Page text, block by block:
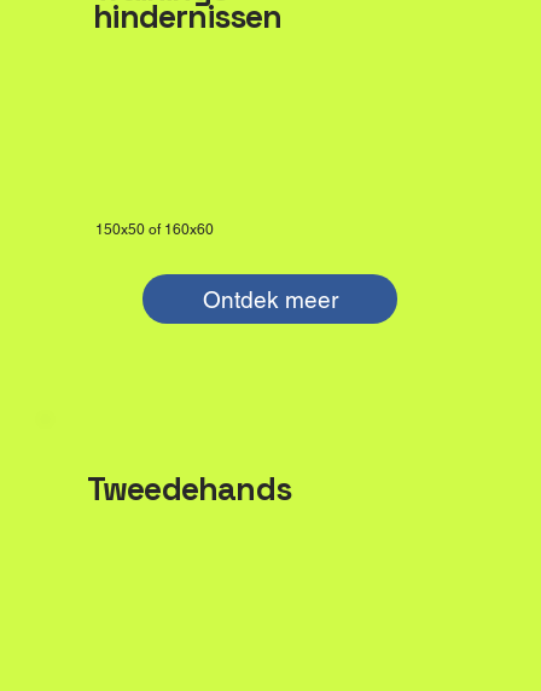
hindernissen
150x50 of 160x60
Ontdek meer
Tweedehands